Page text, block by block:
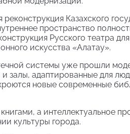
Казахского
пространство
Русского театра
искусства «Алатау».
системы уже прошли
залы, адаптированные для
новые современные
а интеллектуальное
культуры города.